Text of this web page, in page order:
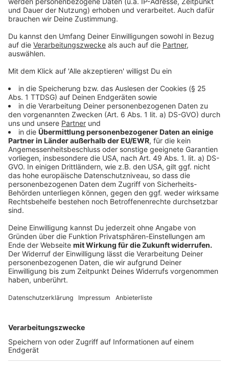
Anzeige
Wegen des Warnstreiks kam es am Dienstag auch zu
Hallenbad Ost blieb ganztägig geschlossen. In
Kinderhaus wurde das Hallenbad bereits um 14:30 Uhr
geschlossen statt wie gewohnt um 22 Uhr. Das
Hallenbad Hiltrup stand Badegästen zu den
gewohnten Zeiten von 6:30 bis 22 Uhr zur Verfügung.
Die Hallenbäder Mitte, Roxel und Wolbeck blieben zu
den gewohnten Zeiten für das Schul- und
Vereinsbaden geöffnet.
Anzeige
Anzeige
Der Warnstreik traf auch die städtischen Kitas. Von
den 31 städtischen Kitas sind die Kitas Albachten,
Berg Fidel, Killingstraße und Wilkinghege geschlossen
Normannenweg und Wielerort boten Notgruppen an.
Anzeige